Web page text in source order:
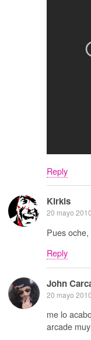
Reply
Kirkis
20 mayo 2010
Pues
Reply
John
20 mayo 2010
me lo
arcade